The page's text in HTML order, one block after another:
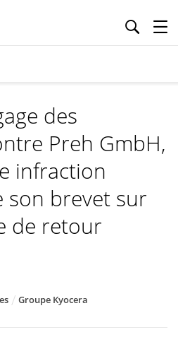
des
Preh GmbH,
infraction
son brevet sur
de retour
Groupe Kyocera